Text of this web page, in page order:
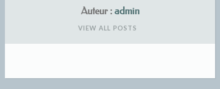
Auteur : admin
VIEW ALL POSTS